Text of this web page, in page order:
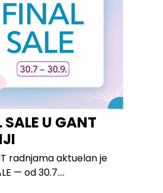
SALE U GANT
radnjama aktuelan je
— od 30.7....